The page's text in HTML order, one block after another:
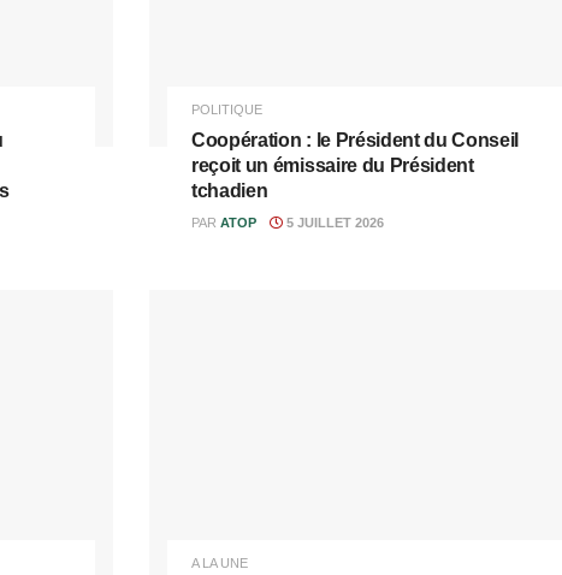
POLITIQUE
Coopération : le Président du Conseil
reçoit un émissaire du Président
tchadien
PAR ATOP 5 JUILLET 2026
A LA UNE